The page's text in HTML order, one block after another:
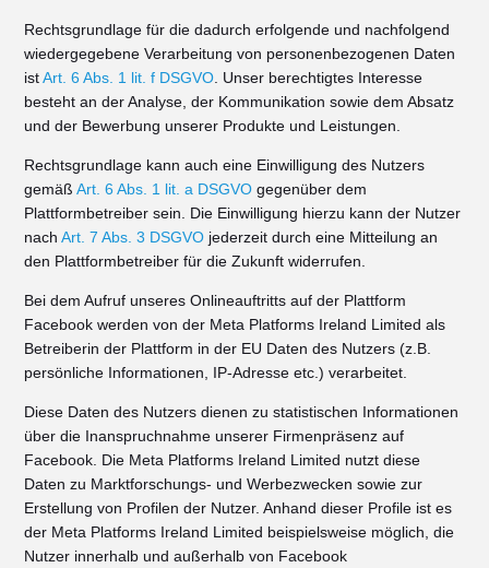
Rechtsgrundlage für die dadurch erfolgende und nachfolgend
wiedergegebene Verarbeitung von personenbezogenen Daten
istArt. 6 Abs. 1 lit. f DSGVO . Unser berechtigtes Interesse
besteht an der Analyse, der Kommunikation sowie dem Absatz
und der Bewerbung unserer Produkte und Leistungen.
Rechtsgrundlage kann auch eine Einwilligung des Nutzers
gemäßArt. 6 Abs. 1 lit. a DSGVO gegenüber dem
Plattformbetreiber sein. Die Einwilligung hierzu kann der Nutzer
nachArt. 7 Abs. 3 DSGVO jederzeit durch eine Mitteilung an
den Plattformbetreiber für die Zukunft widerrufen.
Bei dem Aufruf unseres Onlineauftritts auf der Plattform
Facebook werden von der Meta Platforms Ireland Limited als
Betreiberin der Plattform in der EU Daten des Nutzers (z.B.
persönliche Informationen, IP-Adresse etc.) verarbeitet.
Diese Daten des Nutzers dienen zu statistischen Informationen
über die Inanspruchnahme unserer Firmenpräsenz auf
Facebook. Die Meta Platforms Ireland Limited nutzt diese
Daten zu Marktforschungs- und Werbezwecken sowie zur
Erstellung von Profilen der Nutzer. Anhand dieser Profile ist es
der Meta Platforms Ireland Limited beispielsweise möglich, die
Nutzer innerhalb und außerhalb von Facebook